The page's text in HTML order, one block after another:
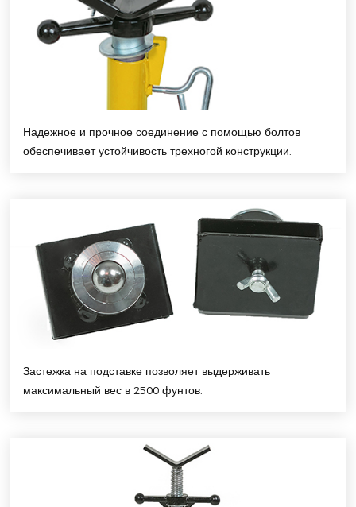
Надежное и прочное соединение с помощью болтов
обеспечивает устойчивость трехногой конструкции.
Застежка на подставке позволяет выдерживать
максимальный вес в 2500 фунтов.